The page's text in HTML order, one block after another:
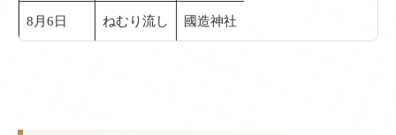
8月6日 ねむり流し 國造神社